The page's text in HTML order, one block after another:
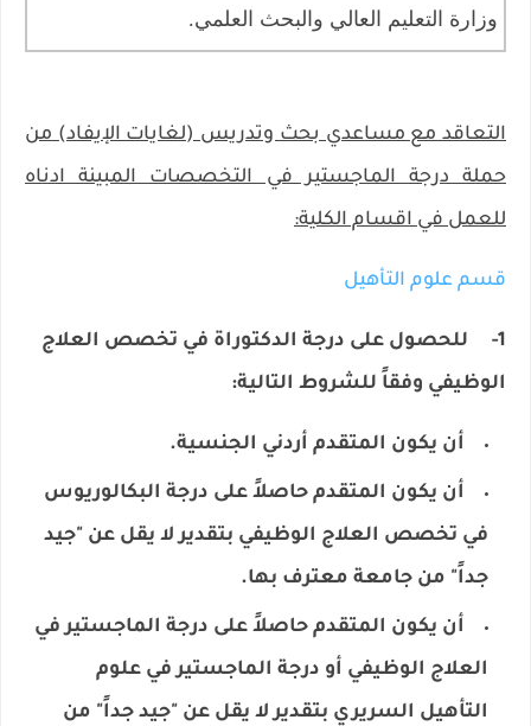
وزارة التعليم العالي والبحث العلمي.
​​التعاقد مع مساعدي بحث وتدريس (لغايات الإيفاد) من
حملة درجة الماجستير في التخصصات المبينة ادناه
للعمل في اقسام الكلية:
​قسم علوم التأهيل
1- للحصول على درجة الدكتوراة في تخصص العلاج
الوظيفي وفقاً للشروط التالية:
أن يكون المتقدم أردني الجنسية.
أن يكون المتقدم حاصلاً على درجة البكالوريوس
في تخصص العلاج الوظيفي بتقدير لا يقل عن "جيد
جداً" من جامعة معترف بها.
أن يكون المتقدم حاصلاً على درجة الماجستير في
العلاج الوظيفي أو درجة الماجستير في علوم
التأهيل السريري بتقدير لا يقل عن "جيد جداً" من